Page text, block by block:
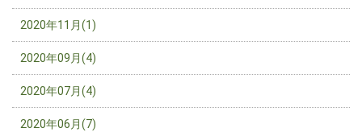
2020年11月(1)
2020年09月(4)
2020年07月(4)
2020年06月(7)